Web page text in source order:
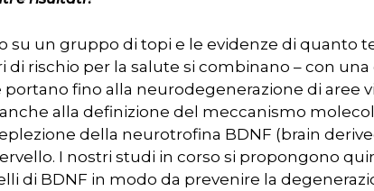
su un gruppo di topi e le evidenze di quanto
rischio per la salute si combinano – con
portano fino alla neurodegenerazione di aree
alla definizione del meccanismo
della neurotrofina BDNF (brain
I nostri studi in corso si propongono
di BDNF in modo da prevenire la